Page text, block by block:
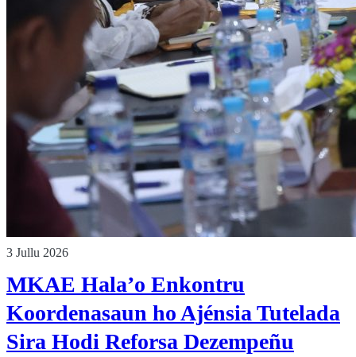
3 Jullu 2026
MKAE Hala’o Enkontru
Koordenasaun ho Ajénsia Tutelada
Sira Hodi Reforsa Dezempeñu